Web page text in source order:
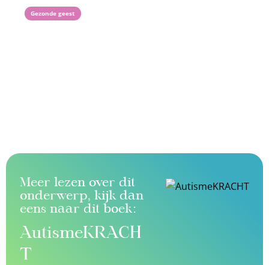
Meer lezen over dit
onderwerp, kijk dan
eens naar dit boek:
AutismeKRACH
T
Gezonde geest